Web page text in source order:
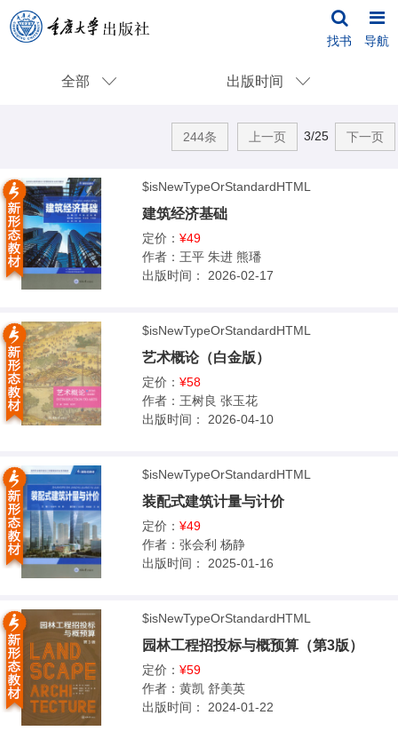
找书 导航
全部 出版时间
244条 上一页 3/25 下一页
$isNewTypeOrStandardHTML
建筑经济基础
定价： ¥49
作者： 王平 朱进 熊璠
出版时间：
2026-02-17
$isNewTypeOrStandardHTML
艺术概论（白金版）
定价： ¥58
作者： 王树良 张玉花
出版时间：
2026-04-10
$isNewTypeOrStandardHTML
装配式建筑计量与计价
定价： ¥49
作者： 张会利 杨静
出版时间：
2025-01-16
$isNewTypeOrStandardHTML
园林工程招投标与概预算（第3版）
定价： ¥59
作者： 黄凯 舒美英
出版时间：
2024-01-22